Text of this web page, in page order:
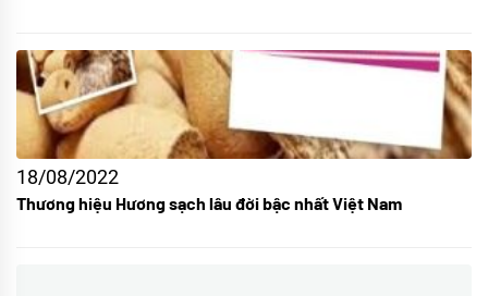
18/08/2022
Thương hiệu Hương sạch lâu đời bậc nhất Việt Nam